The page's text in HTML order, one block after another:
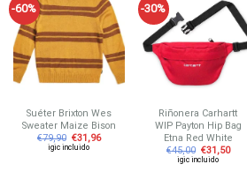
-60%
Añadir
a tu
lista de
deseos
Suéter Brixton Wes
Sweater Maize Bison
€79,90 €31,96
igic incluido
-30%
Añadir
a tu
lista de
deseos
Riñonera Carhartt
WIP Payton Hip Bag
Etna Red White
€45,00 €31,50
igic incluido